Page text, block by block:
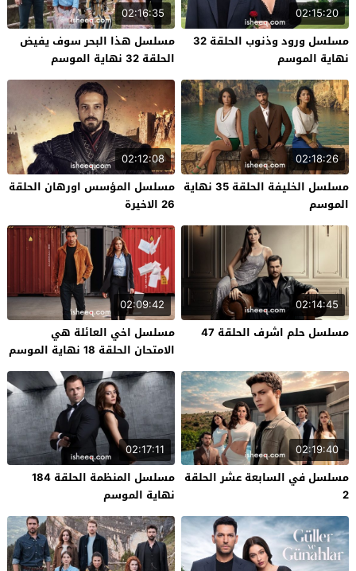
02:15:20
مسلسل ورود وذنوب الحلقة 32
نهاية الموسم
02:16:35
مسلسل هذا البحر سوف يفيض
الحلقة 32 نهاية الموسم
02:18:26
مسلسل الخليفة الحلقة 35 نهاية
الموسم
02:12:08
مسلسل المؤسس اورهان الحلقة
26 الاخيرة
02:14:45
مسلسل حلم اشرف الحلقة 47
02:09:42
مسلسل اخي العائلة هي
الامتحان الحلقة 18 نهاية الموسم
02:19:40
مسلسل في السابعة عشر الحلقة
2
02:17:11
مسلسل المنظمة الحلقة 184
نهاية الموسم